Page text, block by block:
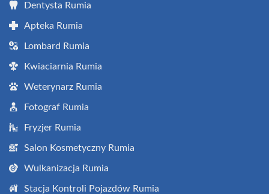
Dentysta Rumia
Apteka Rumia
Lombard Rumia
Kwiaciarnia Rumia
Weterynarz Rumia
Fotograf Rumia
Fryzjer Rumia
Salon Kosmetyczny Rumia
Wulkanizacja Rumia
Stacja Kontroli Pojazdów Rumia